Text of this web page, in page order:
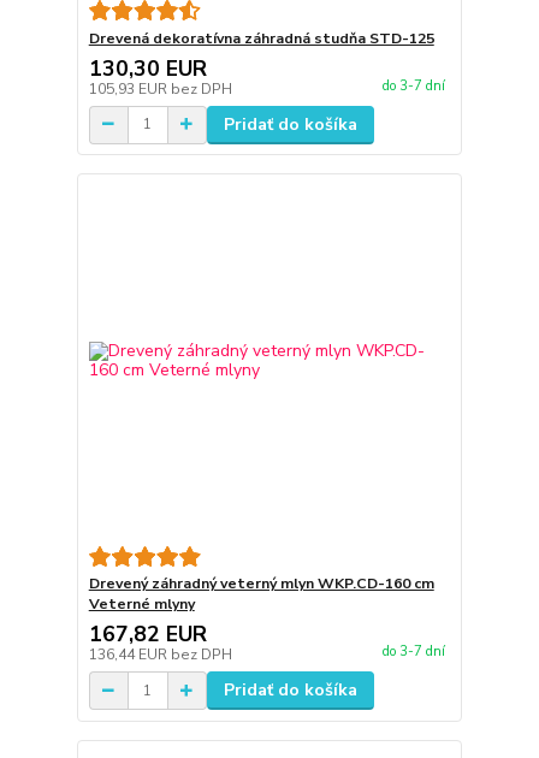
Drevená dekoratívna záhradná studňa STD-125
130,30 EUR
105,93 EUR bez DPH do 3-7 dní
Pridať do košíka
Drevený záhradný veterný mlyn WKP.CD-160 cm
Veterné mlyny
167,82 EUR
136,44 EUR bez DPH do 3-7 dní
Pridať do košíka